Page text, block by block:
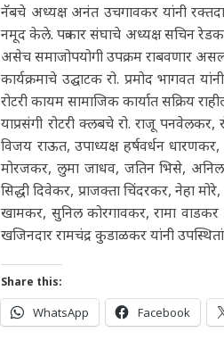
नॅबचे अध्यक्ष अनंत उचगावकर यांनी
नमूद केले. पत्रकार संघाचे अध्यक्ष सचिन
असेच समाजोपयोगी उपक्रम राबवणार
कार्यक्रमाचे उद्घाटक रो. प्रमोद भागवत
रोटरी कायम सामाजिक कार्यात सक्रिय
याप्रसंगी रोटरी क्लबचे रो. राजू
विजय राऊत, उपाध्यक्ष हर्षवर्धन
मोरजकर, लुमा जाधव, जतिन भिसे, अनिल
सिद्धी दिवेकर, प्राजक्ता चिंदरकर, नेहा
खामकर, सुनिल कोरगावकर, रामा वाडकर
खजिनदार रामचंद्र कुडाळकर यांनी
Share this:
WhatsApp Facebook